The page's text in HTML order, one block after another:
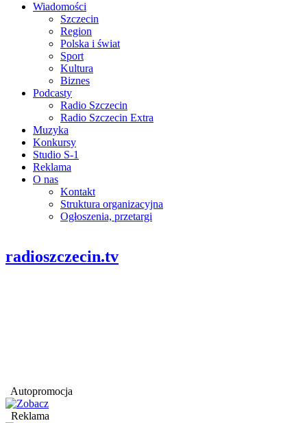
Wiadomości
Szczecin
Region
Polska i świat
Sport
Kultura
Biznes
Podcasty
Radio Szczecin
Radio Szczecin Extra
Muzyka
Konkursy
Studio S-1
Reklama
O nas
Kontakt
Struktura organizacyjna
Ogłoszenia, przetargi
radioszczecin.tv
Autopromocja
Reklama